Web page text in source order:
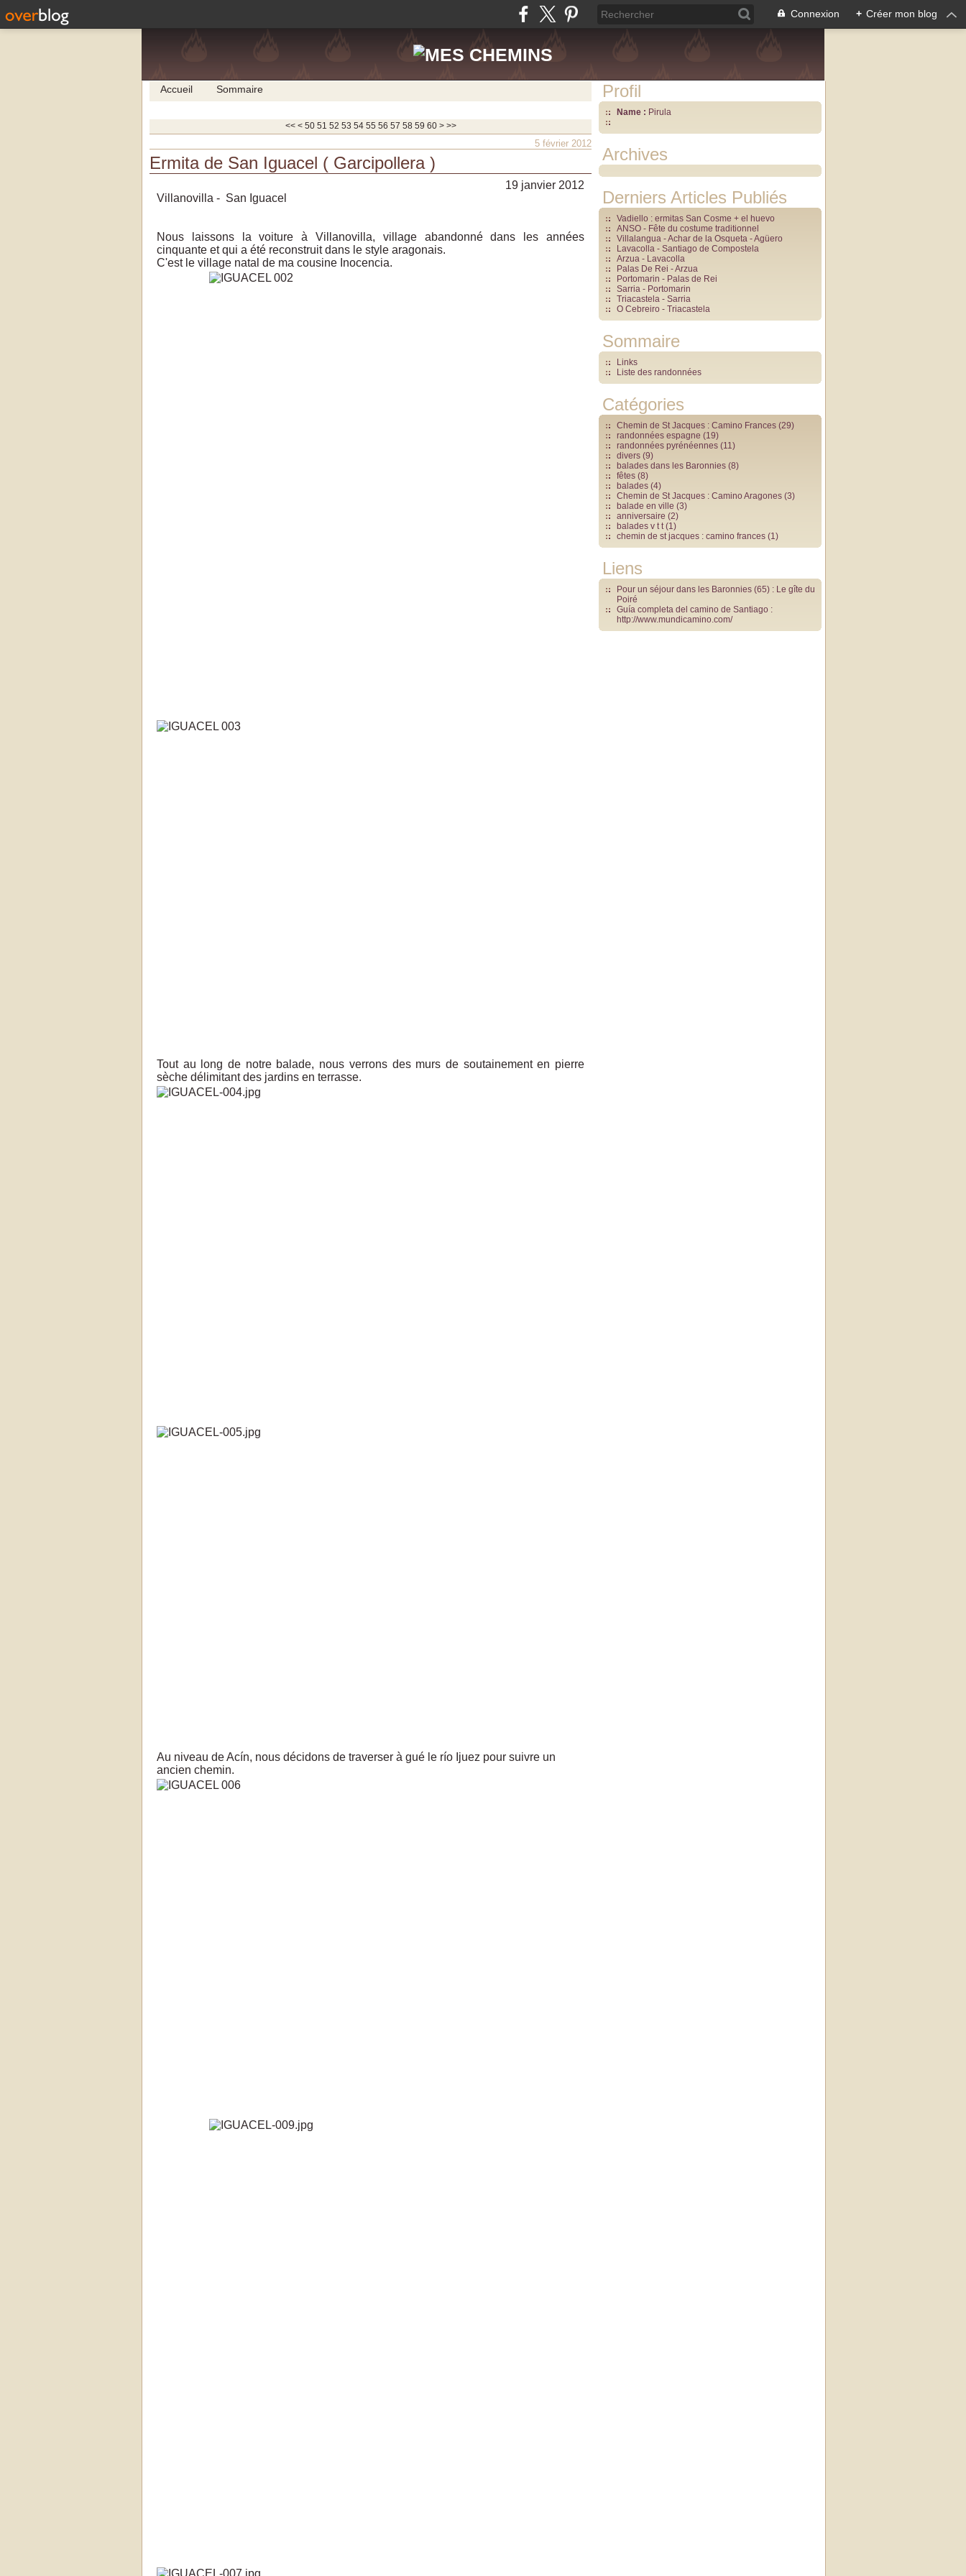
Connexion + Créer mon blog
Accueil Sommaire
<< < 10
20
30
40
50 51 52 53 54 55 56 57 58 59 60 70
80
90
> >>
5 février 2012
Ermita de San Iguacel ( Garcipollera )
19 janvier 2012
Villanovilla - San Iguacel
Nous laissons la voiture à Villanovilla, village abandonné dans les années
cinquante et qui a été reconstruit dans le style aragonais.
C'est le village natal de ma cousine Inocencia.
Tout au long de notre balade, nous verrons des murs de soutainement en pierre
sèche délimitant des jardins en terrasse.
Au niveau de Acín, nous décidons de traverser à gué le río Ijuez pour suivre un
ancien chemin.
Profil
Name : Pirula
Archives
Derniers Articles Publiés
Vadiello : ermitas San Cosme + el huevo
ANSO - Fête du costume traditionnel
Villalangua - Achar de la Osqueta - Agüero
Lavacolla - Santiago de Compostela
Arzua - Lavacolla
Palas De Rei - Arzua
Portomarin - Palas de Rei
Sarria - Portomarin
Triacastela - Sarria
O Cebreiro - Triacastela
Sommaire
Links
Liste des randonnées
Catégories
Chemin de St Jacques : Camino Frances (29)
randonnées espagne (19)
randonnées pyrénéennes (11)
divers (9)
balades dans les Baronnies (8)
fêtes (8)
balades (4)
Chemin de St Jacques : Camino Aragones (3)
balade en ville (3)
anniversaire (2)
balades v t t(1)
chemin de st jacques : camino frances (1)
Liens
Pour un séjour dans les Baronnies (65) : Le gîte du
Poiré
Guía completa del camino de Santiago :
http://www.mundicamino.com/